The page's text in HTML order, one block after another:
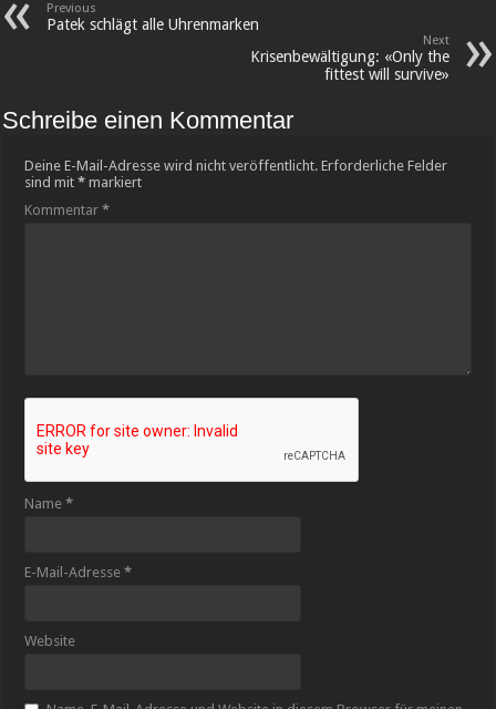
Previous
Patek schlägt alle Uhrenmarken
Next
Krisenbewältigung: «Only the
fittest will survive»
Schreibe einen Kommentar
Deine E-Mail-Adresse wird nicht veröffentlicht. Erforderliche Felder
sind mit* markiert
Kommentar*
Name*
E-Mail-Adresse*
Website